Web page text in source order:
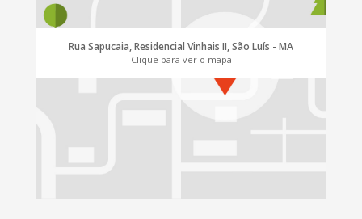
Rua Sapucaia, Residencial Vinhais II, São Luís - MA
Clique para ver o mapa